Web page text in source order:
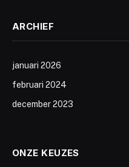
ARCHIEF
januari 2026
februari 2024
december 2023
ONZE KEUZES